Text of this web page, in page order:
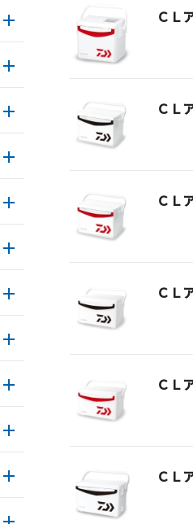
ＣＬ
ＣＬ
ＣＬ
ＣＬ
ＣＬ
ＣＬ